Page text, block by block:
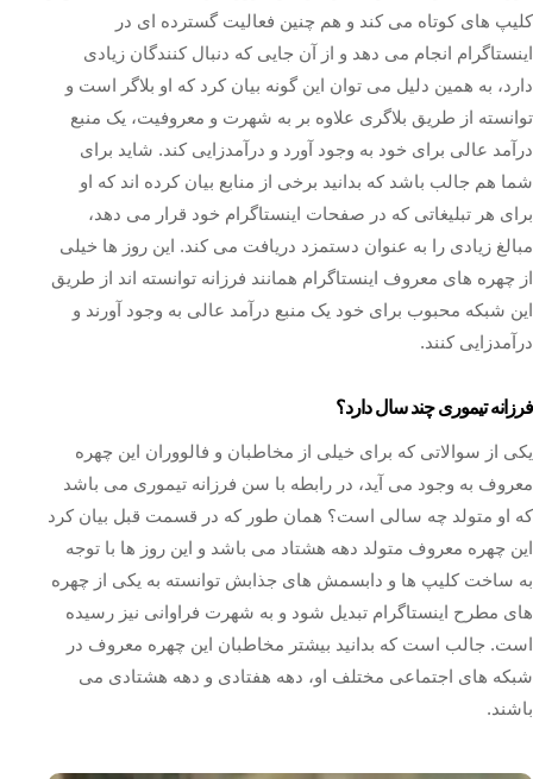
کلیپ های کوتاه می‌ کند و هم چنین فعالیت گسترده‌ ای در
اینستاگرام انجام می‌ دهد و از آن جایی که دنبال کنندگان زیادی
دارد، به همین دلیل می توان این گونه بیان کرد که او بلاگر است و
توانسته از طریق بلاگری علاوه بر به شهرت و معروفیت، یک منبع
درآمد عالی برای خود به وجود آورد و درآمدزایی کند. شاید برای
شما هم جالب باشد که بدانید برخی از منابع بیان کرده اند که او
برای هر تبلیغاتی که در صفحات اینستاگرام خود قرار می‌ دهد،
مبالغ زیادی را به عنوان دستمزد دریافت می کند. این روز ها خیلی
از چهره های معروف اینستاگرام همانند فرزانه توانسته اند از طریق
این شبکه محبوب برای خود یک منبع درآمد عالی به وجود آورند و
درآمدزایی کنند.
فرزانه تیموری چند سال دارد؟
یکی از سوالاتی که برای خیلی از مخاطبان و فالووران این چهره
معروف به وجود می‌ آید، در رابطه با سن فرزانه تیموری می باشد
که او متولد چه سالی است؟ همان طور که در قسمت قبل بیان کرد
این چهره معروف متولد دهه هشتاد می باشد و این روز ها با توجه
به ساخت کلیپ ها و دابسمش های جذابش توانسته به یکی از چهره‌
های مطرح اینستاگرام تبدیل شود و به شهرت فراوانی نیز رسیده
است. جالب است که بدانید بیشتر مخاطبان این چهره معروف در
شبکه های اجتماعی مختلف او، دهه هفتادی و دهه هشتادی می
باشند.